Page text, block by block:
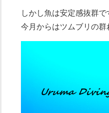
しかし魚は安定感抜群で
今月からはツムブリの群